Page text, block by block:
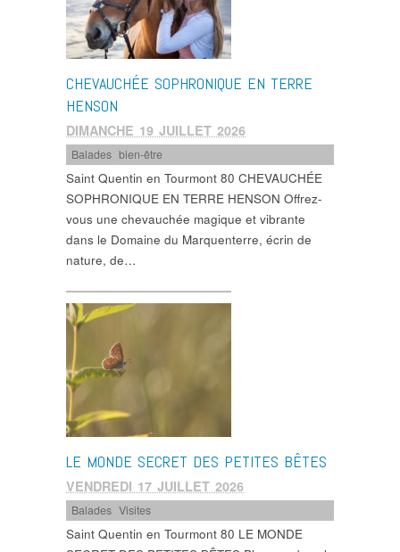
CHEVAUCHÉE SOPHRONIQUE EN TERRE
HENSON
DIMANCHE 19 JUILLET 2026
Balades ,bien-être
Saint Quentin en Tourmont 80 CHEVAUCHÉE
SOPHRONIQUE EN TERRE HENSON Offrez-
vous une chevauchée magique et vibrante
dans le Domaine du Marquenterre, écrin de
nature, de…
LE MONDE SECRET DES PETITES BÊTES
VENDREDI 17 JUILLET 2026
Balades ,Visites
Saint Quentin en Tourmont 80 LE MONDE